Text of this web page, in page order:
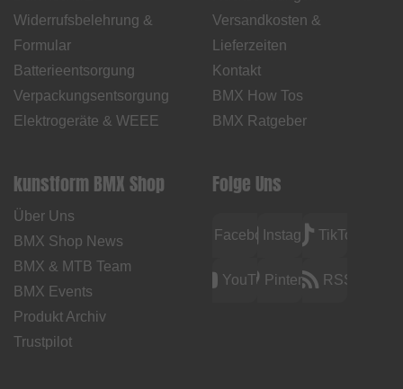
Widerrufsbelehrung &
Formular
Batterieentsorgung
Verpackungsentsorgung
Elektrogeräte & WEEE
Versandkosten &
Lieferzeiten
Kontakt
BMX How Tos
BMX Ratgeber
kunstform BMX Shop
Über Uns
BMX Shop News
BMX & MTB Team
BMX Events
Produkt Archiv
Trustpilot
Folge Uns
FacebookInstagramTikTok
YouTubePinterest RSS